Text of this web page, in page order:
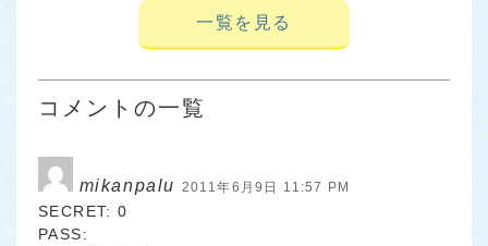
一覧を見る
コメントの一覧
mikanpalu 2011年6月9日 11:57 PM
SECRET: 0
PASS: